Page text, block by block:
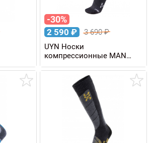
-30%
2 590 ₽ 3 690₽
UYN Носки
компрессионные MAN
RACE SHAPE